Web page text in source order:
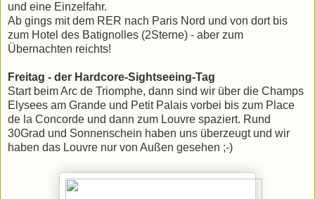
und eine Einzelfahr.
Ab gings mit dem RER nach Paris Nord und von dort bis
zum Hotel des Batignolles (2Sterne) - aber zum
Übernachten reichts!
Freitag - der Hardcore-Sightseeing-Tag
Start beim Arc de Triomphe, dann sind wir über die Champs
Elysees am Grande und Petit Palais vorbei bis zum Place
de la Concorde und dann zum Louvre spaziert. Rund
30Grad und Sonnenschein haben uns überzeugt und wir
haben das Louvre nur von Außen gesehen ;-)